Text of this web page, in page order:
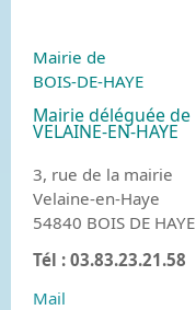
Mairie de
BOIS-DE-HAYE
Mairie déléguée de
VELAINE-EN-HAYE
3, rue de la mairie
Velaine-en-Haye
54840 BOIS DE HAYE
Tél : 03.83.23.21.58
Mail